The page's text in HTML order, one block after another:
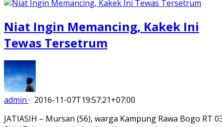
Niat Ingin Memancing, Kakek Ini
Tewas Tersetrum
admin · 2016-11-07T19:57:21+07:00
JATIASIH – Mursan (56), warga Kampung Rawa Bogo RT